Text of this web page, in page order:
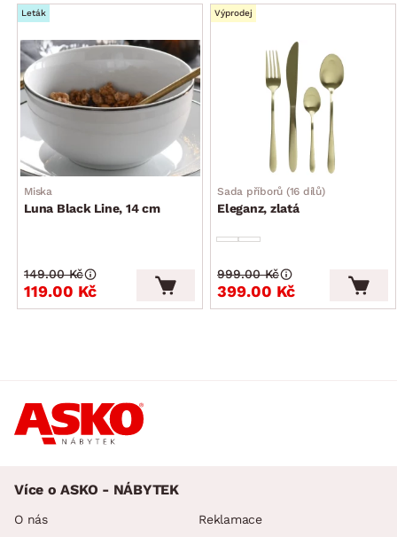
Sada jídelního servisu obsahuje celkem 12 dílů:
6 x talíř mělký (jídelní), průměr 27 cm
6 x talíř hluboký (polévkový), průměr 20 cm
Leták
Miska
Luna Black Line, 14 cm
119.00 Kč
149.00 Kč
Výprodej
Sada příborů (16 dílů)
Eleganz, zlatá
399.00 Kč
999.00 Kč
Více o ASKO - NÁBYTEK
O nás Reklamace